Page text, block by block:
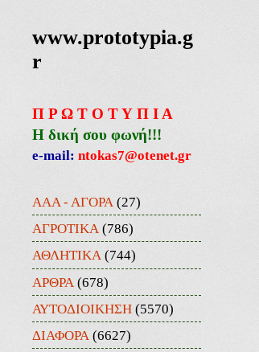
www.prototypia.g
r
Π Ρ Ω Τ Ο Τ Υ Π Ι Α
Η δική σου φωνή!!!
e-mail: ntokas7@otenet.gr
ΑΑΑ - ΑΓΟΡΑ (27)
ΑΓΡΟΤΙΚΑ (786)
ΑΘΛΗΤΙΚΑ (744)
ΑΡΘΡΑ (678)
ΑΥΤΟΔΙΟΙΚΗΣΗ (5570)
ΔΙΑΦΟΡΑ (6627)